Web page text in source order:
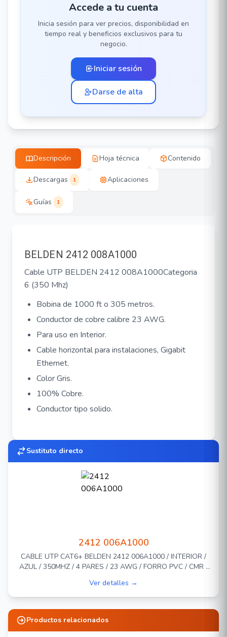
Accede a tu cuenta
Inicia sesión para ver precios, disponibilidad en
tiempo real y beneficios exclusivos para tu
negocio.
Iniciar sesión
Darse de alta
Descripción Hoja técnica Contenido
Descargas 1 Aplicaciones
Guías 1
BELDEN 2412 008A1000
Cable UTP BELDEN 2412 008A1000Categoria
6 (350 Mhz)
Bobina de 1000 ft o 305 metros.
Conductor de cobre calibre 23 AWG.
Para uso en Interior.
Cable horizontal para instalaciones, Gigabit
Ethernet.
Color Gris.
100% Cobre.
Conductor tipo solido.
Sustituto directo
2412 006A1000
CABLE UTP CAT6+ BELDEN 2412 006A1000 / INTERIOR /
AZUL / 350MHZ / 4 PARES / 23 AWG / FORRO PVC / CMR /
Ver detalles →
Productos relacionados